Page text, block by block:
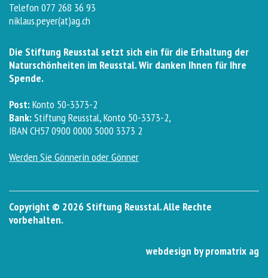
Telefon 077 268 36 93
niklaus.peyer(at)ag.ch
Die Stiftung Reusstal setzt sich ein für die Erhaltung der
Naturschönheiten im Reusstal. Wir danken Ihnen für Ihre
Spende.
Post:Konto 50-3373-2
Bank:Stiftung Reusstal, Konto 50-3373-2,
IBAN CH57 0900 0000 5000 3373 2
Werden Sie Gönnerin oder Gönner
Copyright © 2026 Stiftung Reusstal. Alle Rechte
vorbehalten.
webdesign by promatrix ag